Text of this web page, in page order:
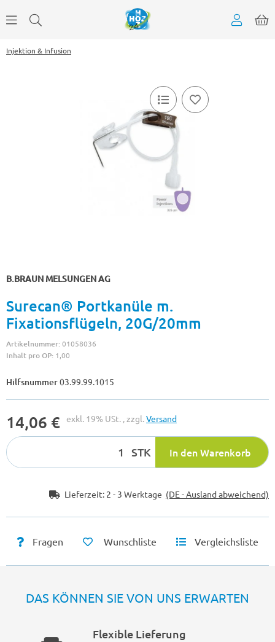
Injektion & Infusion
B.BRAUN MELSUNGEN AG
Surecan® Portkanüle m.
Fixationsflügeln, 20G/20mm
Artikelnummer:01058036
Inhalt pro OP: 1,00
Hilfsnummer03.99.99.1015
14,06 € exkl. 19% USt. , zzgl.Versand
STK In den Warenkorb
Lieferzeit: 2 - 3 Werktage (DE - Ausland abweichend)
Fragen Wunschliste Vergleichsliste
DAS KÖNNEN SIE VON UNS ERWARTEN
Flexible Lieferung